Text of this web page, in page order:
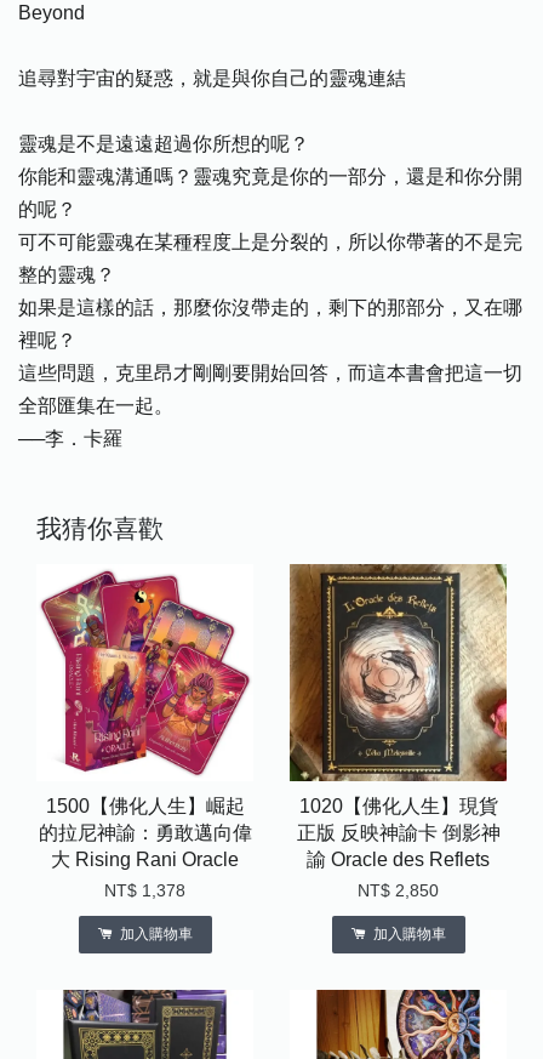
Beyond
追尋對宇宙的疑惑，就是與你自己的靈魂連結
靈魂是不是遠遠超過你所想的呢？
你能和靈魂溝通嗎？靈魂究竟是你的一部分，還是和你分開
的呢？
可不可能靈魂在某種程度上是分裂的，所以你帶著的不是完
整的靈魂？
如果是這樣的話，那麼你沒帶走的，剩下的那部分，又在哪
裡呢？
這些問題，克里昂才剛剛要開始回答，而這本書會把這一切
全部匯集在一起。
──李．卡羅
我猜你喜歡
1500【佛化人生】崛起
的拉尼神諭：勇敢邁向偉
大 Rising Rani Oracle
NT$ 1,378
加入購物車
1020【佛化人生】現貨
正版 反映神諭卡 倒影神
諭 Oracle des Reflets
NT$ 2,850
加入購物車